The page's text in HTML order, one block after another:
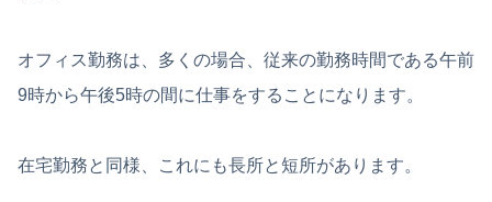
オフィス勤務は、多くの場合、従来の勤務時間である午前
9時から午後5時の間に仕事をすることになります。
在宅勤務と同様、これにも長所と短所があります。